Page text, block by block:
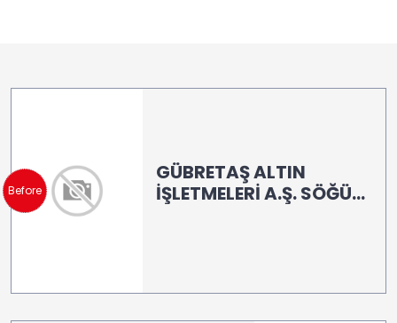
Before
GÜBRETAŞ ALTIN
İŞLETMELERİ A.Ş. SÖĞÜT/